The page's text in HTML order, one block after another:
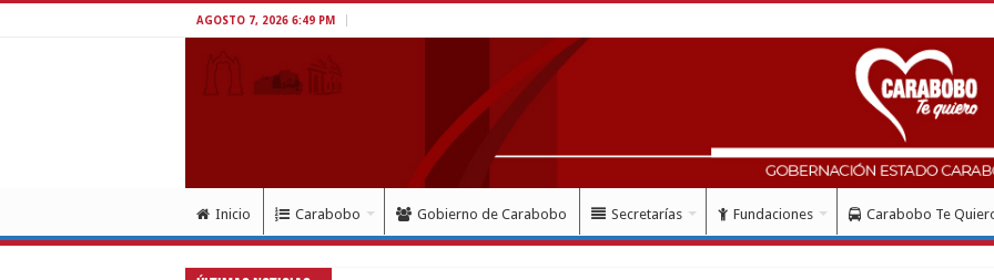
AGOSTO 7, 2026 6:49 PM
Inicio Carabobo Gobierno de Carabobo Secretarías Fundaciones Carabobo Te